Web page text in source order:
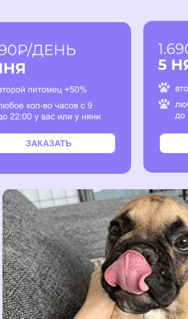
ЗАКАЗАТЬ